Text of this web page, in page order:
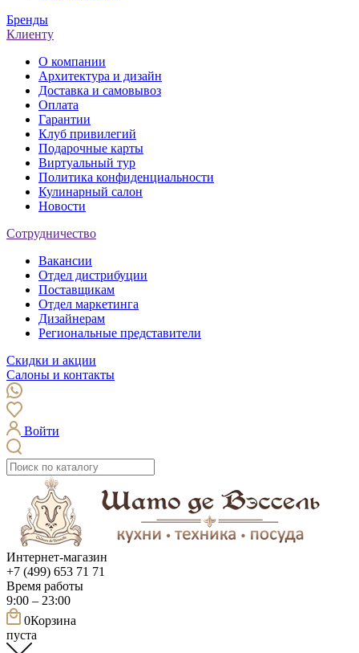
Бренды
Клиенту
О компании
Архитектура и дизайн
Доставка и самовывоз
Оплата
Гарантии
Клуб привилегий
Подарочные карты
Виртуальный тур
Политика конфиденциальности
Кулинарный салон
Новости
Сотрудничество
Вакансии
Отдел дистрибуции
Поставщикам
Отдел маркетинга
Дизайнерам
Региональные представители
Скидки и акции
Салоны и контакты
Войти
Интернет-магазин
+7 (499) 653 71 71
Время работы
9:00 – 23:00
0Корзина
пуста